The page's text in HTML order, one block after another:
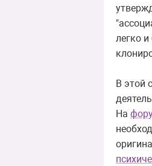
легко
В этой
На